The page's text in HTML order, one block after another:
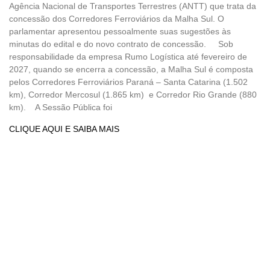
Agência Nacional de Transportes Terrestres (ANTT) que trata da
concessão dos Corredores Ferroviários da Malha Sul. O
parlamentar apresentou pessoalmente suas sugestões às
minutas do edital e do novo contrato de concessão. Sob
responsabilidade da empresa Rumo Logística até fevereiro de
2027, quando se encerra a concessão, a Malha Sul é composta
pelos Corredores Ferroviários Paraná – Santa Catarina (1.502
km), Corredor Mercosul (1.865 km) e Corredor Rio Grande (880
km). A Sessão Pública foi
CLIQUE AQUI E SAIBA MAIS